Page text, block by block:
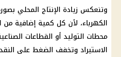
وتنعكس زيادة الإنتاج المحلي
الكهرباء، لأن كل كمية إضافية
محطات التوليد أو القطاعات
الاستيراد وتخفف الضغط على